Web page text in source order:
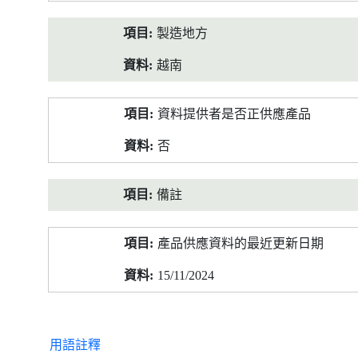
製造地方
越南
資料提供者是否正供應產品
否
備註
產品供應資料的最近更新日期
15/11/2024
用語註釋